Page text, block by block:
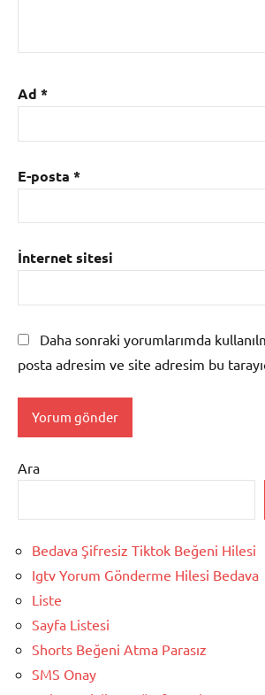
Ad *
E-posta *
İnternet sitesi
Daha sonraki yorumlarımda
posta adresim ve site adresim bu
Ara
Bedava Şifresiz Tiktok Beğeni Hilesi
Igtv Yorum Gönderme Hilesi Bedava
Liste
Sayfa Listesi
Shorts Beğeni Atma Parasız
SMS Onay